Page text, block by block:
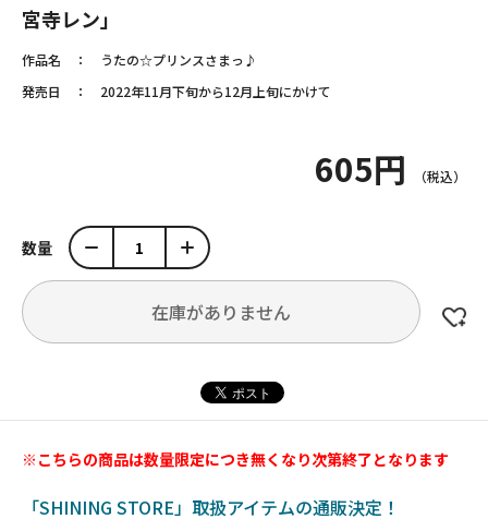
宮寺レン」
作品名
うたの☆プリンスさまっ♪
発売日
2022年11月下旬から12月上旬にかけて
605円
数量
在庫がありません
※こちらの商品は数量限定につき無くなり次第終了となります
「SHINING STORE」取扱アイテムの通販決定！